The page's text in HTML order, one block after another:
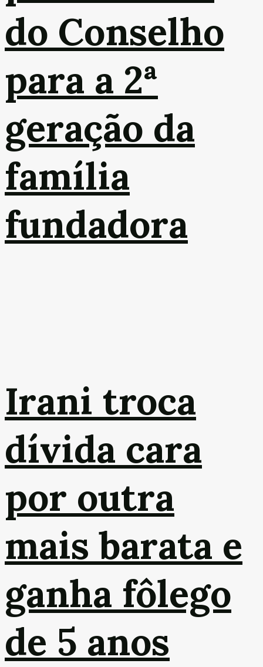
do Conselho
para a 2ª
geração da
família
fundadora
Irani troca
dívida cara
por outra
mais barata e
ganha fôlego
de 5 anos